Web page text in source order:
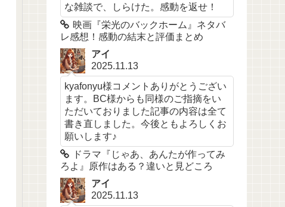
な雑談で、しらけた。感動を返せ！
映画『栄光のバックホーム』ネタバ
レ感想！感動の結末と評価まとめ
アイ
2025.11.13
kyafonyu様コメントありがとうござい
ます。BC様からも同様のご指摘をい
ただいておりました記事の内容は全て
書き直しました。今後ともよろしくお
願いします♪
ドラマ『じゃあ、あんたが作ってみ
ろよ』原作はある？違いと見どころ
アイ
2025.11.13